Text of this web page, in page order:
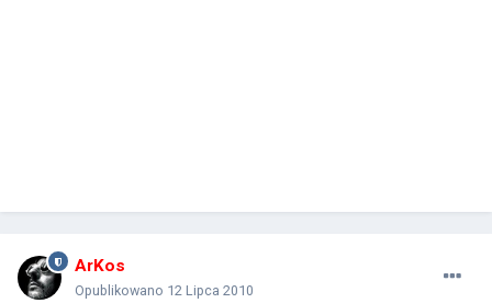
ArKos
Opublikowano 12 Lipca 2010